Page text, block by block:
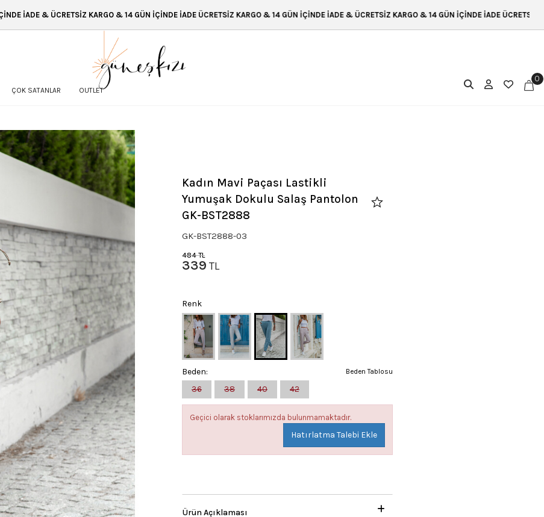
KARGO & 14 GÜN İÇİNDE İADE ÜCRETSİZ KARGO & 14 GÜN İÇİNDE İADE & ÜCRETSİZ KARGO & 14 GÜN İÇİNDE İADE ÜCRETSİZ KARGO & 14 GÜN
ÇOK SATANLAR OUTLET
0
Kadın Mavi Paçası Lastikli
Yumuşak Dokulu Salaş Pantolon
GK-BST2888
GK-BST2888-03
484TL
339 TL
Renk
Beden Tablosu
Beden:
36
38 40 42
Geçici olarak stoklarımızda bulunmamaktadır.
Hatırlatma Talebi Ekle
Ürün Açıklaması